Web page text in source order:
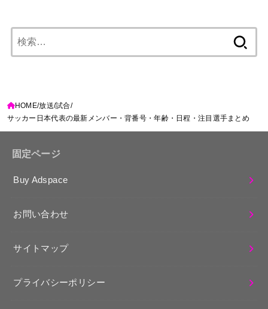
索:
HOME 放送 試合
サッカー日本代表の最新メンバー・背番号・年齢・日程・注目選手まとめ
固定ページ
Buy Adspace
お問い合わせ
サイトマップ
プライバシーポリシー